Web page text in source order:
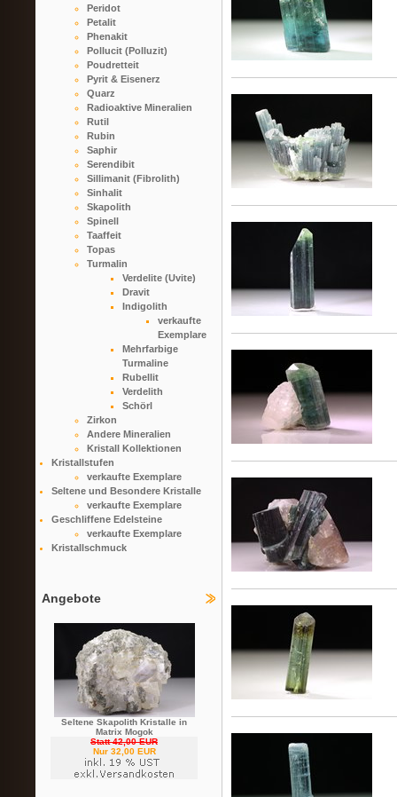
Peridot
Petalit
Phenakit
Pollucit (Polluzit)
Poudretteit
Pyrit & Eisenerz
Quarz
Radioaktive Mineralien
Rutil
Rubin
Saphir
Serendibit
Sillimanit (Fibrolith)
Sinhalit
Skapolith
Spinell
Taaffeit
Topas
Turmalin
Verdelite (Uvite)
Dravit
Indigolith
verkaufte
Exemplare
Mehrfarbige
Turmaline
Rubellit
Verdelith
Schörl
Zirkon
Andere Mineralien
Kristall Kollektionen
Kristallstufen
verkaufte Exemplare
Seltene und Besondere Kristalle
verkaufte Exemplare
Geschliffene Edelsteine
verkaufte Exemplare
Kristallschmuck
Angebote
Seltene Skapolith Kristalle in
Matrix Mogok
Statt 42,00 EUR
Nur 32,00 EUR